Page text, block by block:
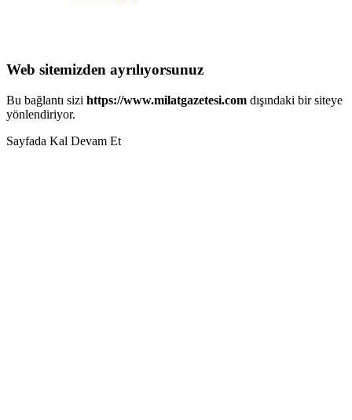
Web sitemizden ayrılıyorsunuz
Bu bağlantı sizi https://www.milatgazetesi.com dışındaki bir siteye
yönlendiriyor.
Sayfada Kal Devam Et